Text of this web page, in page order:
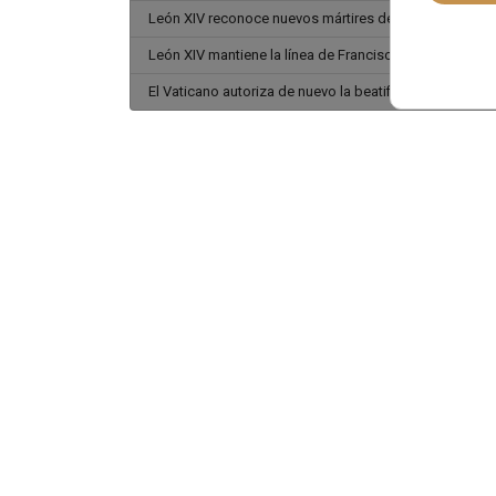
León XIV reconoce nuevos mártires de la persecución
León XIV mantiene la línea de Francisco en el
El Vaticano autoriza de nuevo la beatificación de